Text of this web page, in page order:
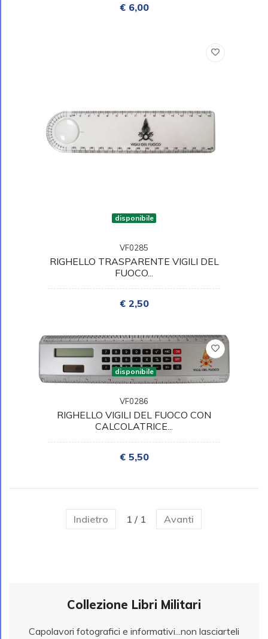
€ 6,00
disponibile
VF0285
RIGHELLO TRASPARENTE VIGILI DEL
FUOCO...
€ 2,50
disponibile
VF0286
RIGHELLO VIGILI DEL FUOCO CON
CALCOLATRICE...
€ 5,50
Indietro 1 / 1 Avanti
Collezione Libri Militari
Capolavori fotografici e informativi...non lasciarteli